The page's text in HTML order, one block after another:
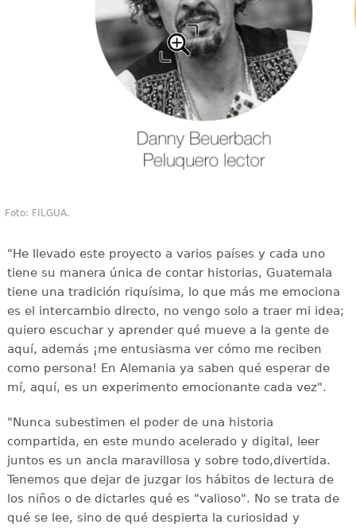
Foto: FILGUA.
"He llevado este proyecto a varios países y cada uno
tiene su manera única de contar historias, Guatemala
tiene una tradición riquísima, lo que más me emociona
es el intercambio directo, no vengo solo a traer mi idea;
quiero escuchar y aprender qué mueve a la gente de
aquí, además ¡me entusiasma ver cómo me reciben
como persona! En Alemania ya saben qué esperar de
mí, aquí, es un experimento emocionante cada vez".
"Nunca subestimen el poder de una historia
compartida, en este mundo acelerado y digital, leer
juntos es un ancla maravillosa y sobre todo,divertida.
Tenemos que dejar de juzgar los hábitos de lectura de
los niños o de dictarles qué es "valioso". No se trata de
qué se lee, sino de qué despierta la curiosidad y